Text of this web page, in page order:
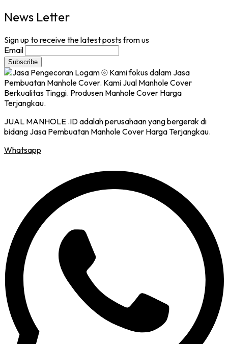
News Letter
Sign up to receive the latest posts from us
Email
JUAL MANHOLE .ID adalah perusahaan yang bergerak di
bidang Jasa Pembuatan Manhole Cover Harga Terjangkau.
Whatsapp